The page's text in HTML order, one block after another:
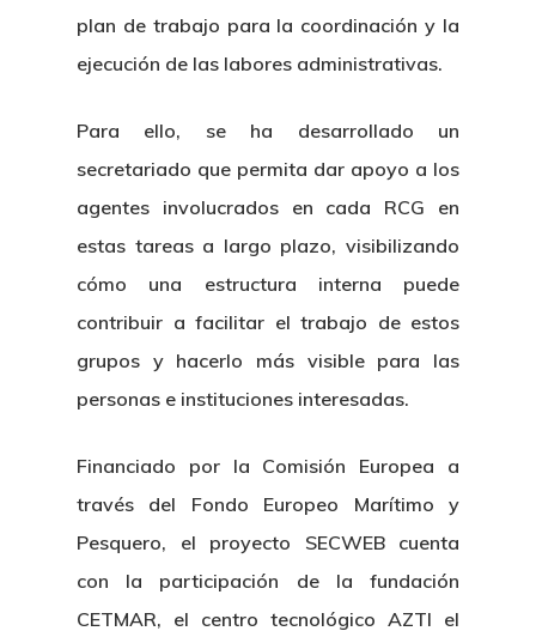
plan de trabajo para la coordinación y la
ejecución de las labores administrativas.
Para ello, se ha desarrollado un
secretariado que permita dar apoyo a los
agentes involucrados en cada RCG en
estas tareas a largo plazo, visibilizando
cómo una estructura interna puede
contribuir a facilitar el trabajo de estos
grupos y hacerlo más visible para las
personas e instituciones interesadas.
Financiado por la Comisión Europea a
través del Fondo Europeo Marítimo y
Pesquero, el proyecto SECWEB cuenta
con la participación de la fundación
CETMAR, el centro tecnológico AZTI el